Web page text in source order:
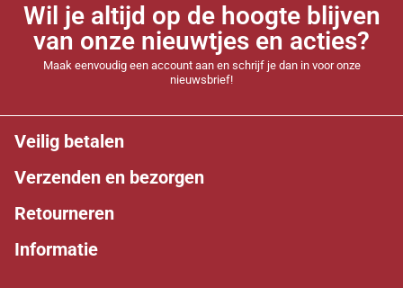
Wil je altijd op de hoogte blijven
van onze nieuwtjes en acties?
Maak eenvoudig een account aan en schrijf je dan in voor onze
nieuwsbrief!
Veilig betalen
Verzenden en bezorgen
Retourneren
Informatie